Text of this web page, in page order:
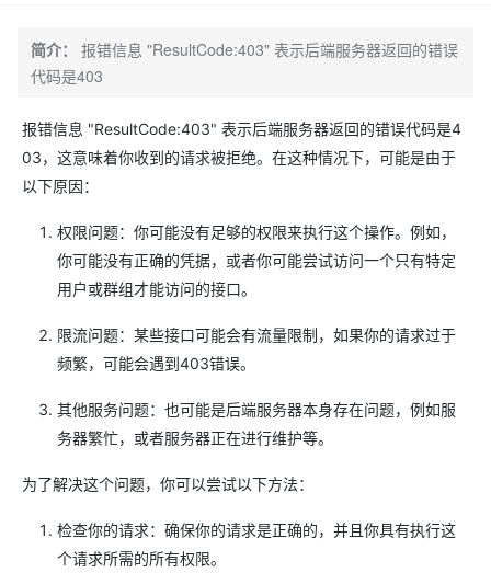
简介：
报错信息 "ResultCode:403" 表示后端服务器返回的错误
代码是403
报错信息 "ResultCode:403" 表示后端服务器返回的错误代码是4
03，这意味着你收到的请求被拒绝。在这种情况下，可能是由于
以下原因：
权限问题：你可能没有足够的权限来执行这个操作。例如，
你可能没有正确的凭据，或者你可能尝试访问一个只有特定
用户或群组才能访问的接口。
限流问题：某些接口可能会有流量限制，如果你的请求过于
频繁，可能会遇到403错误。
其他服务问题：也可能是后端服务器本身存在问题，例如服
务器繁忙，或者服务器正在进行维护等。
为了解决这个问题，你可以尝试以下方法：
检查你的请求：确保你的请求是正确的，并且你具有执行这
个请求所需的所有权限。